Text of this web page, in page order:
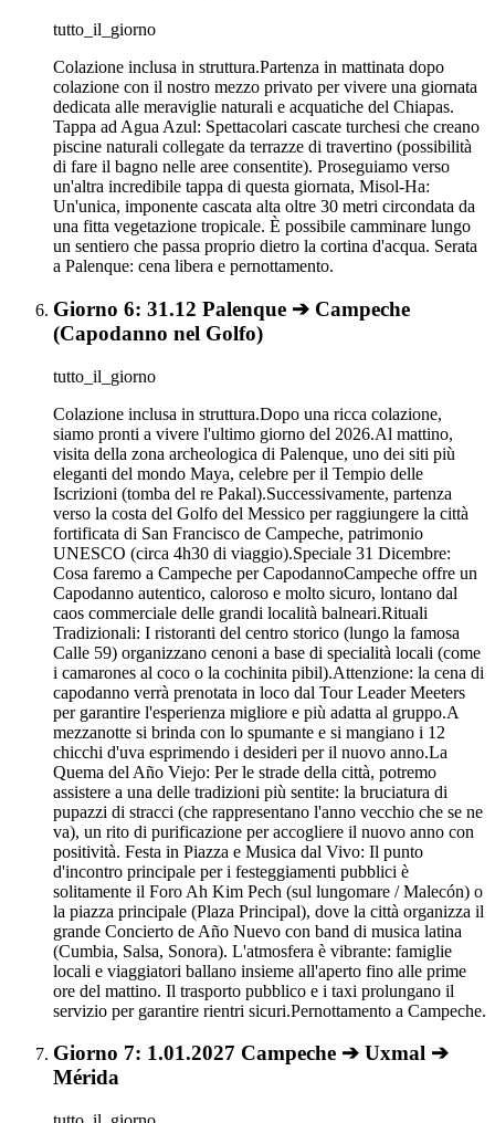
tutto_il_giorno
Colazione inclusa in struttura.Partenza in mattinata dopo
colazione con il nostro mezzo privato per vivere una giornata
dedicata alle meraviglie naturali e acquatiche del Chiapas.
Tappa ad Agua Azul: Spettacolari cascate turchesi che creano
piscine naturali collegate da terrazze di travertino (possibilità
di fare il bagno nelle aree consentite). Proseguiamo verso
un'altra incredibile tappa di questa giornata, Misol-Ha:
Un'unica, imponente cascata alta oltre 30 metri circondata da
una fitta vegetazione tropicale. È possibile camminare lungo
un sentiero che passa proprio dietro la cortina d'acqua. Serata
a Palenque: cena libera e pernottamento.
Giorno 6: 31.12 Palenque ➔ Campeche
(Capodanno nel Golfo)
tutto_il_giorno
Colazione inclusa in struttura.Dopo una ricca colazione,
siamo pronti a vivere l'ultimo giorno del 2026.Al mattino,
visita della zona archeologica di Palenque, uno dei siti più
eleganti del mondo Maya, celebre per il Tempio delle
Iscrizioni (tomba del re Pakal).Successivamente, partenza
verso la costa del Golfo del Messico per raggiungere la città
fortificata di San Francisco de Campeche, patrimonio
UNESCO (circa 4h30 di viaggio).Speciale 31 Dicembre:
Cosa faremo a Campeche per CapodannoCampeche offre un
Capodanno autentico, caloroso e molto sicuro, lontano dal
caos commerciale delle grandi località balneari.Rituali
Tradizionali: I ristoranti del centro storico (lungo la famosa
Calle 59) organizzano cenoni a base di specialità locali (come
i camarones al coco o la cochinita pibil).Attenzione: la cena di
capodanno verrà prenotata in loco dal Tour Leader Meeters
per garantire l'esperienza migliore e più adatta al gruppo.A
mezzanotte si brinda con lo spumante e si mangiano i 12
chicchi d'uva esprimendo i desideri per il nuovo anno.La
Quema del Año Viejo: Per le strade della città, potremo
assistere a una delle tradizioni più sentite: la bruciatura di
pupazzi di stracci (che rappresentano l'anno vecchio che se ne
va), un rito di purificazione per accogliere il nuovo anno con
positività. Festa in Piazza e Musica dal Vivo: Il punto
d'incontro principale per i festeggiamenti pubblici è
solitamente il Foro Ah Kim Pech (sul lungomare / Malecón) o
la piazza principale (Plaza Principal), dove la città organizza il
grande Concierto de Año Nuevo con band di musica latina
(Cumbia, Salsa, Sonora). L'atmosfera è vibrante: famiglie
locali e viaggiatori ballano insieme all'aperto fino alle prime
ore del mattino. Il trasporto pubblico e i taxi prolungano il
servizio per garantire rientri sicuri.Pernottamento a Campeche.
Giorno 7: 1.01.2027 Campeche ➔ Uxmal ➔
Mérida